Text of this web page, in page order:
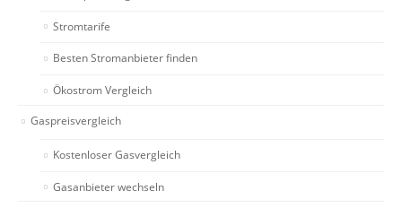
Stromtarife
Besten Stromanbieter finden
Ökostrom Vergleich
Gaspreisvergleich
Kostenloser Gasvergleich
Gasanbieter wechseln